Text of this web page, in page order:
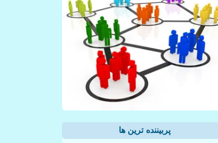
پربیننده ترین ها